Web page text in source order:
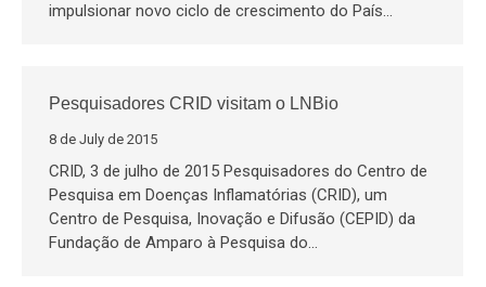
impulsionar novo ciclo de crescimento do País…
Pesquisadores CRID visitam o LNBio
8 de July de 2015
CRID, 3 de julho de 2015 Pesquisadores do Centro de
Pesquisa em Doenças Inflamatórias (CRID), um
Centro de Pesquisa, Inovação e Difusão (CEPID) da
Fundação de Amparo à Pesquisa do…